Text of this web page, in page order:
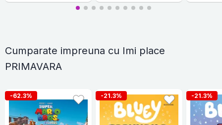
Cumparate impreuna cu Imi place
PRIMAVARA
-62.3% -21.3% -21.3%